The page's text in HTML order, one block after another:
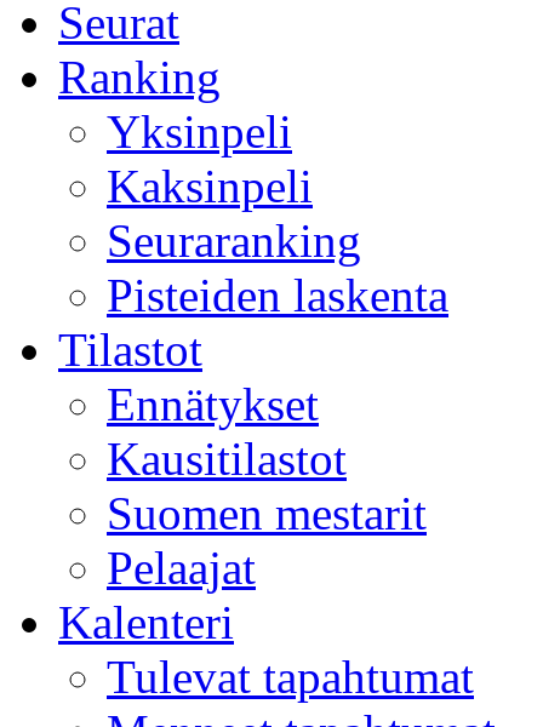
Seurat
Ranking
Yksinpeli
Kaksinpeli
Seuraranking
Pisteiden laskenta
Tilastot
Ennätykset
Kausitilastot
Suomen mestarit
Pelaajat
Kalenteri
Tulevat tapahtumat